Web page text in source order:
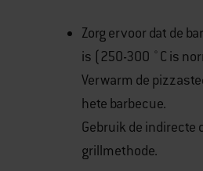
Zorg ervoor dat de
is (250-300 ˚C is
Verwarm de
hete barbecue.
Gebruik de indirecte
grillmethode.